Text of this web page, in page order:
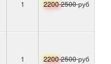
1 22002500руб
1 22002500руб